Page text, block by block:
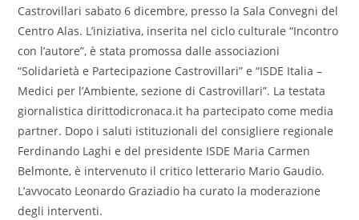
Castrovillari sabato 6 dicembre, presso la Sala Convegni del
Centro Alas. L’iniziativa, inserita nel ciclo culturale “Incontro
con l’autore”, è stata promossa dalle associazioni
“Solidarietà e Partecipazione Castrovillari” e “ISDE Italia –
Medici per l’Ambiente, sezione di Castrovillari”. La testata
giornalistica dirittodicronaca.it ha partecipato come media
partner. Dopo i saluti istituzionali del consigliere regionale
Ferdinando Laghi e del presidente ISDE Maria Carmen
Belmonte, è intervenuto il critico letterario Mario Gaudio.
L’avvocato Leonardo Graziadio ha curato la moderazione
degli interventi.